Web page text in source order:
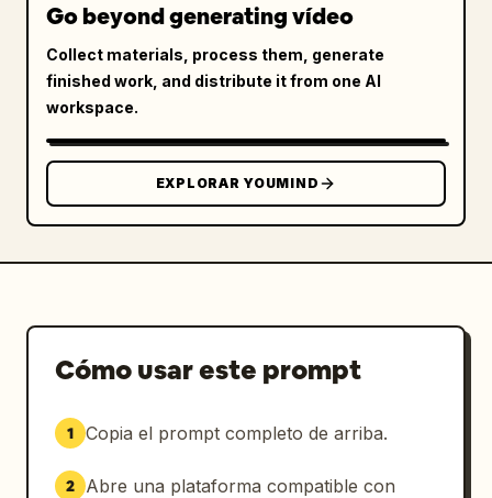
de comida.
Cuadro 11: Comiendo takoyaki mientras camina
entre la multitud del festival.
Cuadro 12: Observando los fuegos artificiales
iluminar el cielo nocturno, sus ojos
reflejando los colores.
Auténtico estilo de vida de verano japonés,
fotografía de smartphone, iluminación
ligero movimiento de cámara, encuadre
neutra de iPhone, realismo cotidiano,
Go beyond generating vídeo
Collect materials, process them, generate
finished work, and distribute it from one AI
workspace.
EXPLORAR YOUMIND
Cómo usar este prompt
1 Copia el prompt completo de arriba.
2
Abre una plataforma compatible con